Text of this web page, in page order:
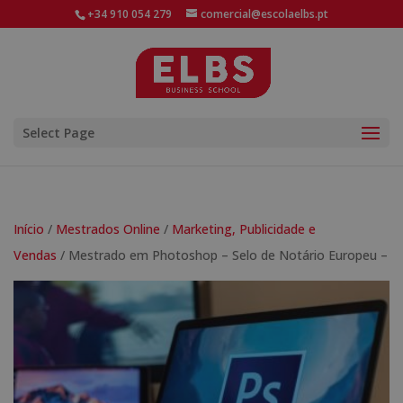
+34 910 054 279 comercial@escolaelbs.pt
Select Page
Início / Mestrados Online / Marketing, Publicidade e
Vendas / Mestrado em Photoshop – Selo de Notário Europeu –